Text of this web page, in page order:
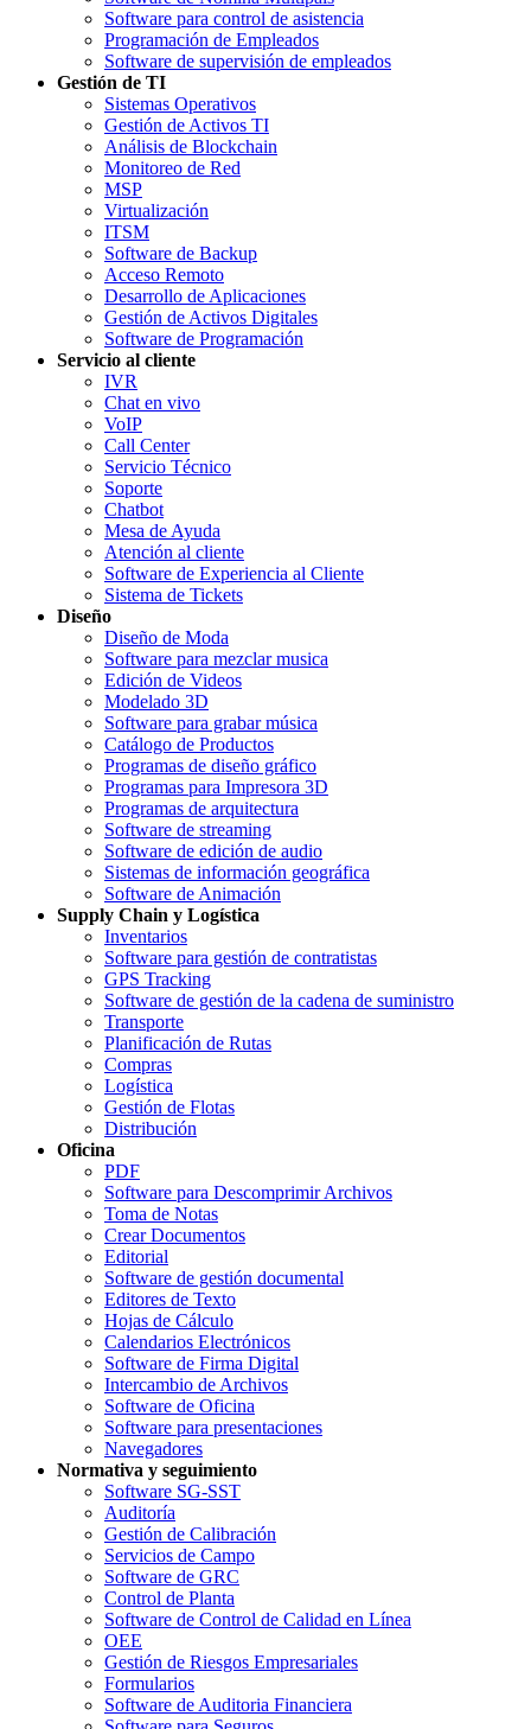
Software para control de asistencia
Programación de Empleados
Software de supervisión de empleados
Gestión de TI
Sistemas Operativos
Gestión de Activos TI
Análisis de Blockchain
Monitoreo de Red
MSP
Virtualización
ITSM
Software de Backup
Acceso Remoto
Desarrollo de Aplicaciones
Gestión de Activos Digitales
Software de Programación
Servicio al cliente
IVR
Chat en vivo
VoIP
Call Center
Servicio Técnico
Soporte
Chatbot
Mesa de Ayuda
Atención al cliente
Software de Experiencia al Cliente
Sistema de Tickets
Diseño
Diseño de Moda
Software para mezclar musica
Edición de Videos
Modelado 3D
Software para grabar música
Catálogo de Productos
Programas de diseño gráfico
Programas para Impresora 3D
Programas de arquitectura
Software de streaming
Software de edición de audio
Sistemas de información geográfica
Software de Animación
Supply Chain y Logística
Inventarios
Software para gestión de contratistas
GPS Tracking
Software de gestión de la cadena de suministro
Transporte
Planificación de Rutas
Compras
Logística
Gestión de Flotas
Distribución
Oficina
PDF
Software para Descomprimir Archivos
Toma de Notas
Crear Documentos
Editorial
Software de gestión documental
Editores de Texto
Hojas de Cálculo
Calendarios Electrónicos
Software de Firma Digital
Intercambio de Archivos
Software de Oficina
Software para presentaciones
Navegadores
Normativa y seguimiento
Software SG-SST
Auditoría
Gestión de Calibración
Servicios de Campo
Software de GRC
Control de Planta
Software de Control de Calidad en Línea
OEE
Gestión de Riesgos Empresariales
Formularios
Software de Auditoria Financiera